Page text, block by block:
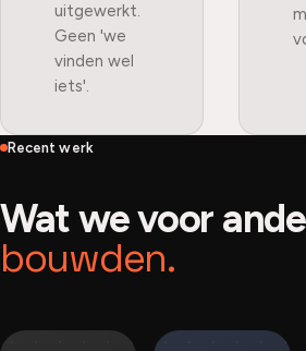
uitgewerkt.
Geen 'we
vinden wel
iets'.
Recent werk
Wat we voor
bouwden.